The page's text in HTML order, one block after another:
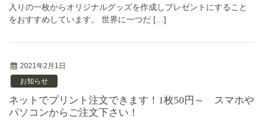
入りの一枚からオリジナルグッズを作成しプレゼントにすること
をおすすめしています。 世界に一つだ […]
2021年2月1日
お知らせ
ネットでプリント注文できます！1枚50円～ スマホや
パソコンからご注文下さい！